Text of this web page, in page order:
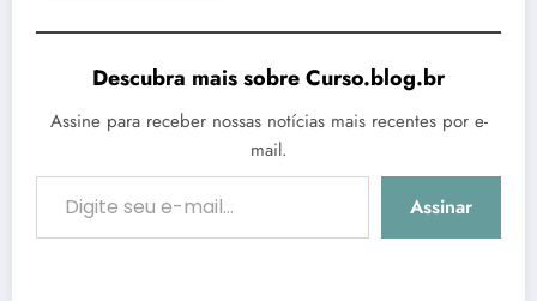
Descubra mais sobre Curso.blog.br
Assine para receber nossas notícias mais recentes por e-
mail.
Digite seu e-mail…
Assinar